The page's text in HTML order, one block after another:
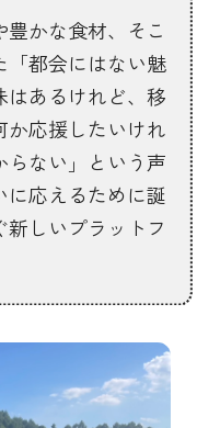
かな食材、そこ
「都会にはない魅
あるけれど、移
応援したいけれ
らない」という声
に応えるために誕
しいプラットフ